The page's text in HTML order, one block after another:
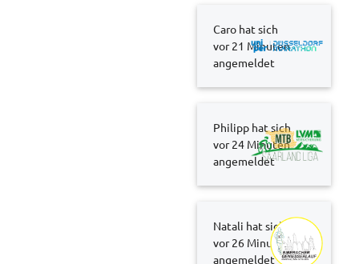
Caro hat sich
vor 21 Minuten
angemeldet
Philipp hat sich
vor 24 Minuten
angemeldet
Natali hat sich
vor 26 Minuten
angemeldet